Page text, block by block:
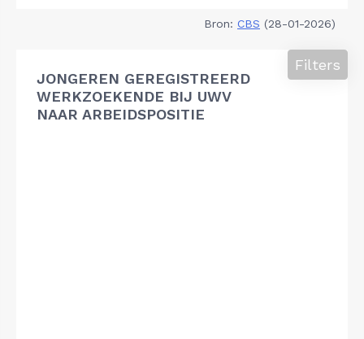
Bron: CBS (28-01-2026)
JONGEREN GEREGISTREERD
WERKZOEKENDE BIJ UWV
NAAR ARBEIDSPOSITIE
Filters